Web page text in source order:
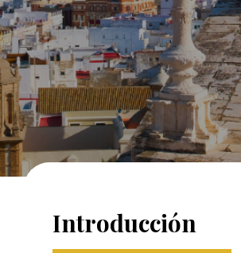
Introducción